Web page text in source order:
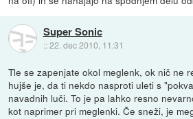
Super Sonic
::22. dec 2010, 11:31
Tle se zapenjate okol meglenk, ok nič ne
hujše je, da ti nekdo nasproti uleti s
navadnih luči. To je pa lahko resno
kot naprimer pri meglenki. Če sneži, je